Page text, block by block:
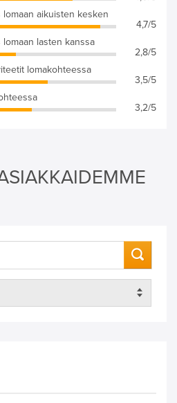
aikuisten kesken
4,7/5
lasten kanssa
2,8/5
lomakohteessa
3,5/5
3,2/5